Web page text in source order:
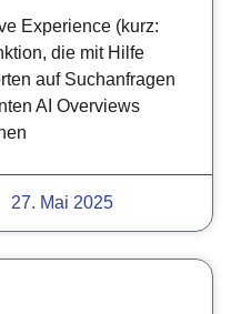
Experience (kurz:
die mit Hilfe
auf Suchanfragen
AI Overviews
27. Mai 2025